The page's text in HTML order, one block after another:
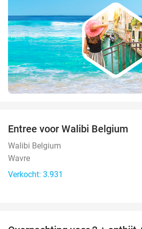
Entree voor Walibi Belgium
Walibi Belgium
Wavre
Verkocht: 3.931